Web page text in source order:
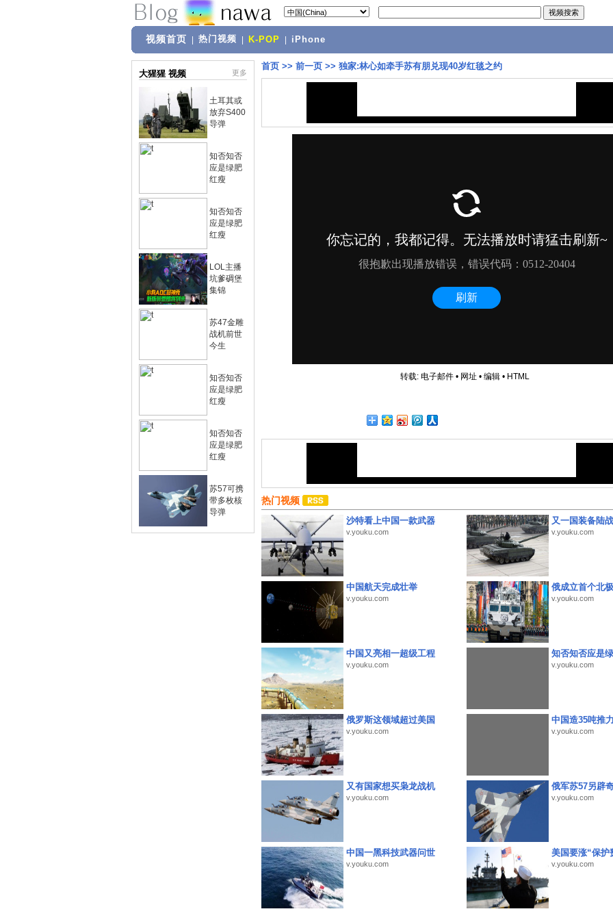
视频首页 热门视频 K-POP iPhone
大猩猩 视频 更多
土耳其或
放弃S400
导弹
知否知否
应是绿肥
红瘦
知否知否
应是绿肥
红瘦
LOL主播
坑爹碉堡
集锦
苏47金雕
战机前世
今生
知否知否
应是绿肥
红瘦
知否知否
应是绿肥
红瘦
苏57可携
带多枚核
导弹
首页 >> 前一页 >> 独家:林心如牵手苏有朋兑现40岁红毯之约
转载: 电子邮件• 网址 • 编辑• HTML
热门视频
沙特看上中国一款武器
v.youku.com
又一国装备陆
v.youku.com
中国航天完成壮举
v.youku.com
俄成立首个北
v.youku.com
中国又亮相一超级工程
v.youku.com
知否知否应是
v.youku.com
俄罗斯这领域超过美国
v.youku.com
中国造35吨推
v.youku.com
又有国家想买枭龙战机
v.youku.com
俄军苏57另辟
v.youku.com
中国一黑科技武器问世
v.youku.com
美国要涨“保护
v.youku.com